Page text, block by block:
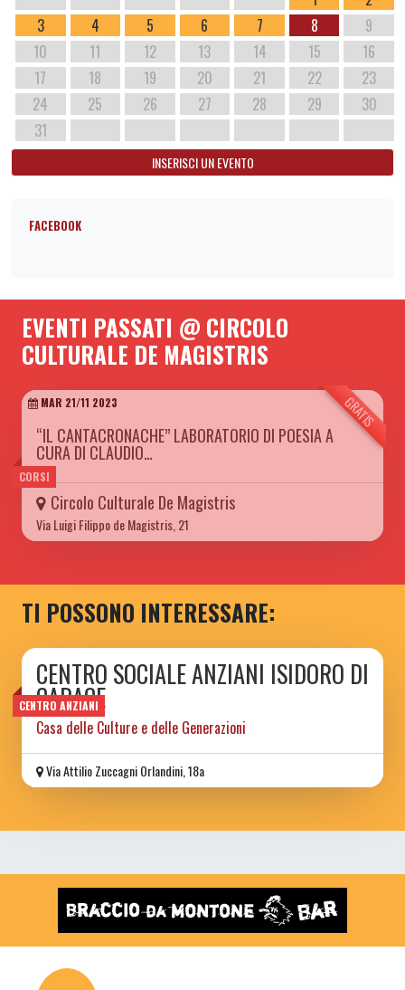
3
4 5 6 7 8
9
10
11 12 13 14 15
16
17
18 19 20 21 22
23
24
25 26 27 28 29
30
31
INSERISCI UN EVENTO
FACEBOOK
EVENTI PASSATI @ CIRCOLO
CULTURALE DE MAGISTRIS
CORSI
GRATIS
MAR 21/11 2023
“IL CANTACRONACHE” LABORATORIO DI POESIA A
CURA DI CLAUDIO…
Circolo Culturale De Magistris
Via Luigi Filippo de Magistris, 21
TI POSSONO INTERESSARE:
CENTRO ANZIANI
CENTRO SOCIALE ANZIANI ISIDORO DI
CARACE
Casa delle Culture e delle Generazioni
Via Attilio Zuccagni Orlandini, 18a